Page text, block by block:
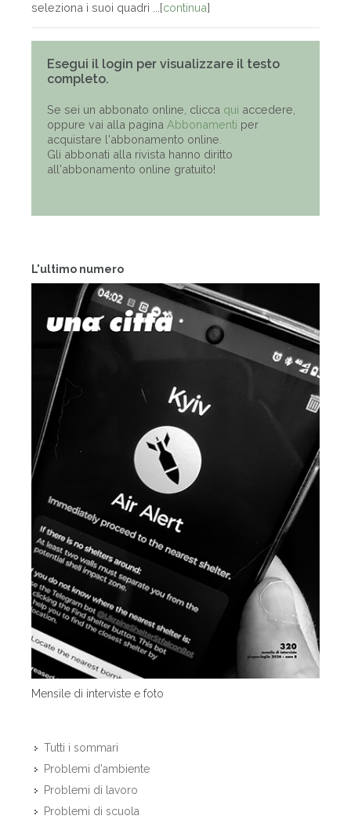
L'ultimo numero
Mensile di interviste e foto
Tutti i sommari
Problemi d'ambiente
Problemi di lavoro
Problemi di scuola
seleziona i suoi quadri ...[continua]
Esegui il login per visualizzare il testo
completo.
Se sei un abbonato online, clicca qui accedere,
oppure vai alla pagina Abbonamenti per
acquistare l'abbonamento online.
Gli abbonati alla rivista hanno diritto
all'abbonamento online gratuito!